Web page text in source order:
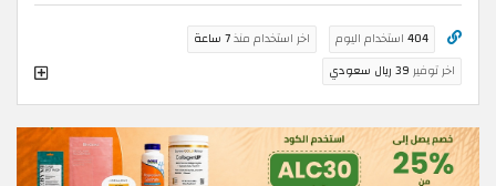
404 استخدام اليوم اخر استخدام منذ7 ساعة
اخر توفير 39 ريال سعودي